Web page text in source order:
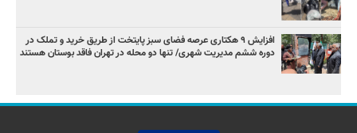
افزایش ۹ هکتاری عرصه فضای سبز پایتخت از طریق خرید و تملک در
دوره ششم مدیریت شهری/ تنها دو محله در تهران فاقد بوستان هستند